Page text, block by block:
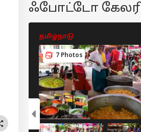
ஃபோட்டோ
தமிழ்நாடு
7 Photos